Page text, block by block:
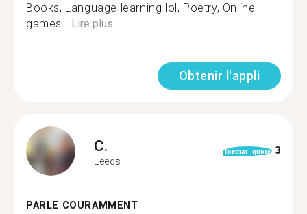
Books, Language learning lol, Poetry, Online
games... Lire plus
Obtenir l'appli
C.
Leeds
format_quote 3
PARLE COURAMMENT